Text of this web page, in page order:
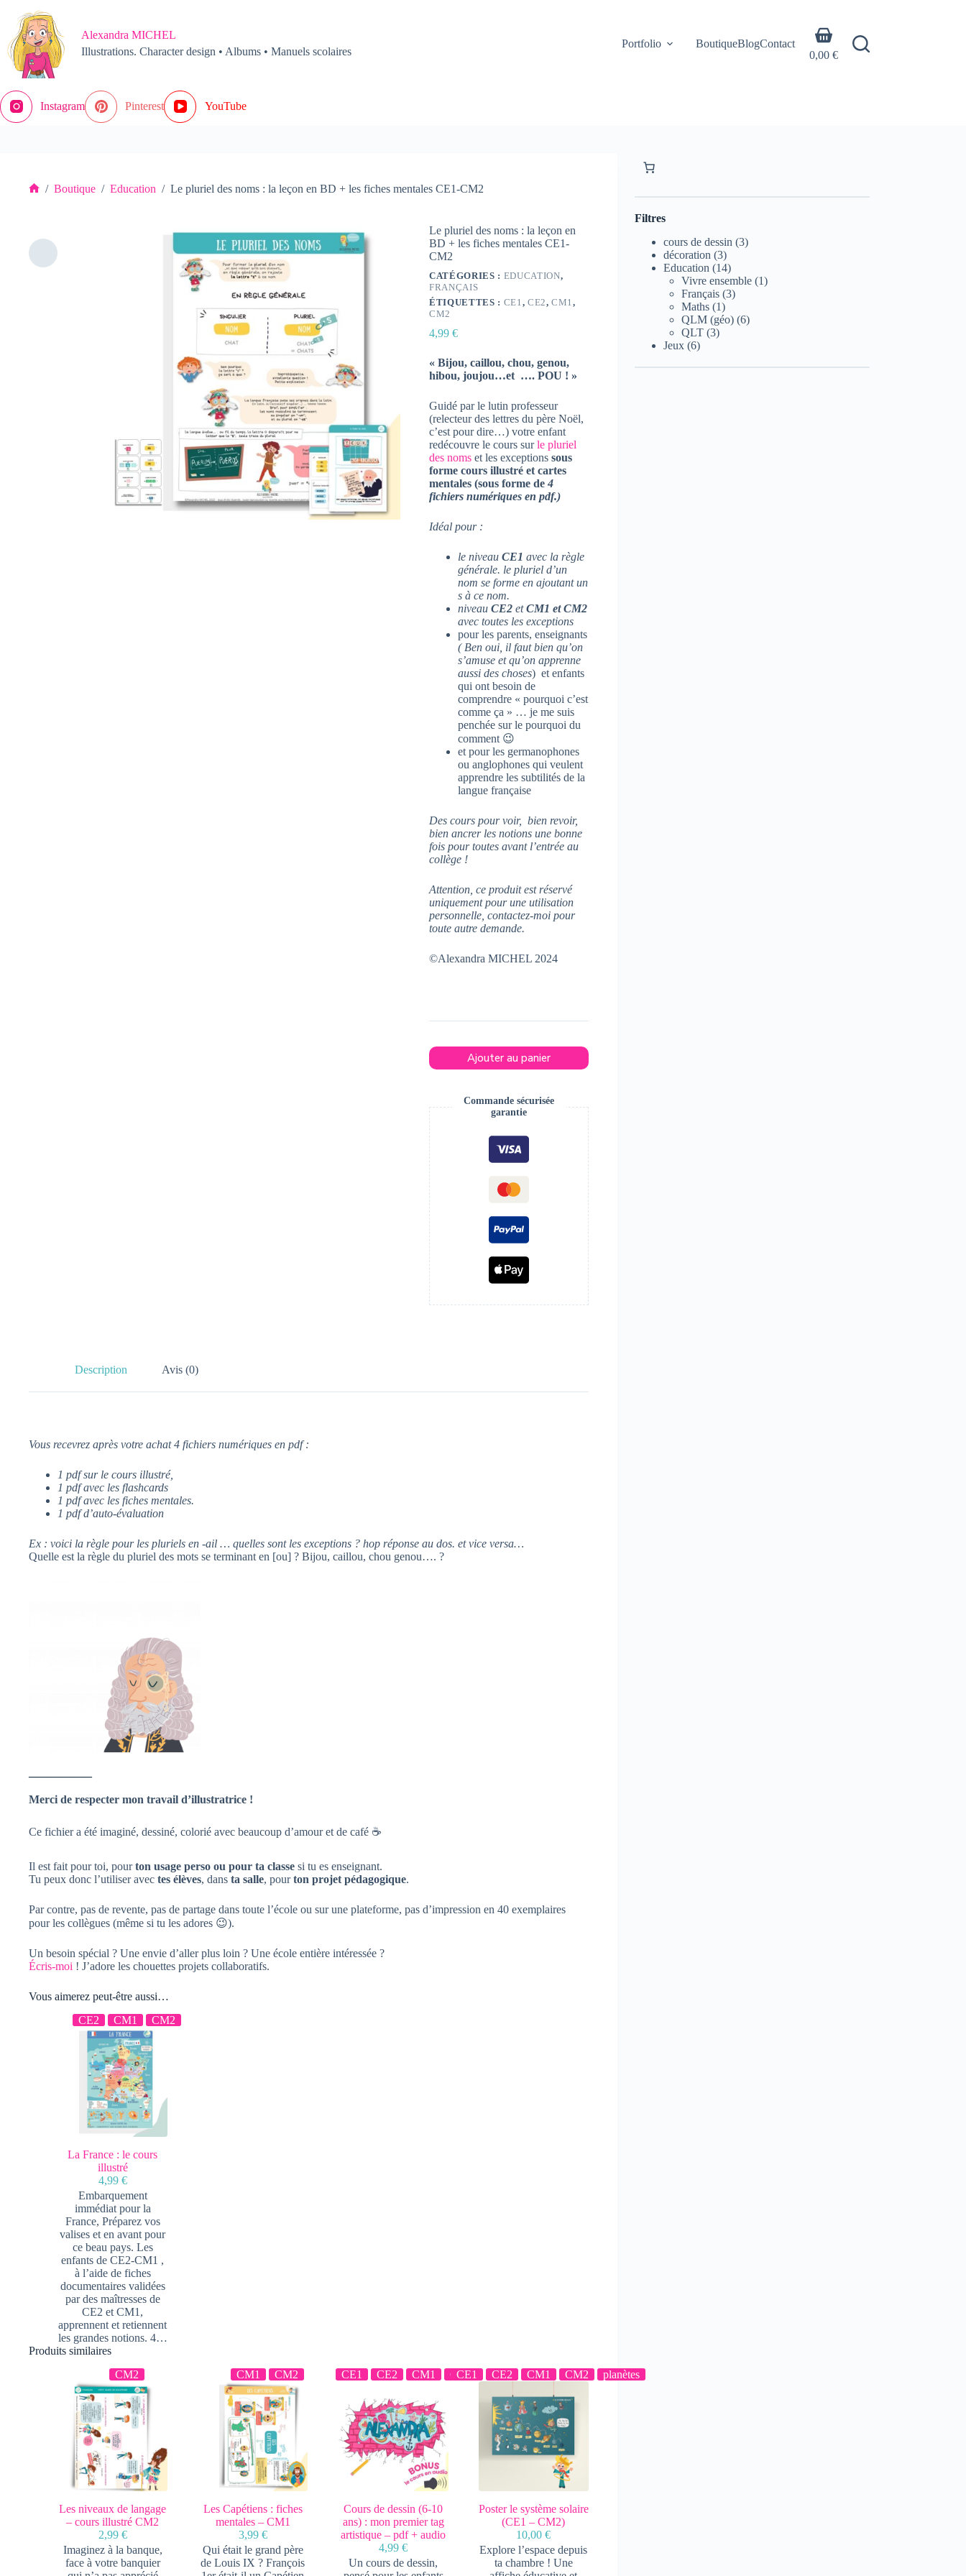
contenu
Alexandra MICHEL
Illustrations. Character design • Albums • Manuels scolaires
Portfolio BoutiqueBlogContact
Panier
d’achat
0,00 €
Instagram Pinterest YouTube
/ Boutique / Education / Le pluriel des noms : la leçon en BD + les fiches mentales CE1-CM2
Le pluriel des noms : la leçon en
BD + les fiches mentales CE1-
CM2
CATÉGORIES : EDUCATION,
FRANÇAIS
ÉTIQUETTES : CE1, CE2,CM1,
CM2
4,99€
« Bijou, caillou, chou, genou,
hibou, joujou…et …. POU ! »
Guidé par le lutin professeur
(relecteur des lettres du père Noël,
c’est pour dire…) votre enfant
redécouvre le cours surle pluriel
des noms et les exceptionssous
forme cours illustré et cartes
mentales (sous forme de4
fichiers numériques en pdf.)
Idéal pour :
le niveauCE1 avec la règle
générale. le pluriel d’un
nom se forme en ajoutant un
s à ce nom.
niveauCE2 etCM1 et CM2
avec toutes les exceptions
pour les parents, enseignants
( Ben oui, il faut bien qu’on
s’amuse et qu’on apprenne
aussi des choses) et enfants
qui ont besoin de
comprendre « pourquoi c’est
comme ça » … je me suis
penchée sur le pourquoi du
comment 😉
et pour les germanophones
ou anglophones qui veulent
apprendre les subtilités de la
langue française
Des cours pour voir, bien revoir,
bien ancrer les notions une bonne
fois pour toutes avant l’entrée au
collège !
Attention, ce produit est réservé
uniquement pour une utilisation
personnelle, contactez-moi pour
toute autre demande.
©Alexandra MICHEL 2024
Ajouter au panier
Commande sécurisée
garantie
Description Avis (0)
Vous recevrez après votre achat 4 fichiers numériques en pdf :
1 pdf sur le cours illustré,
1 pdf avec les flashcards
1 pdf avec les fiches mentales.
1 pdf d’auto-évaluation
Ex : voici la règle pour les pluriels en -ail … quelles sont les exceptions ? hop réponse au dos. et vice versa…
Quelle est la règle du pluriel des mots se terminant en [ou] ? Bijou, caillou, chou genou…. ?
—————–
Merci de respecter mon travail d’illustratrice !
Ce fichier a été imaginé, dessiné, colorié avec beaucoup d’amour et de café ☕
Il est fait pour toi, pourton usage perso ou pour ta classe si tu es enseignant.
Tu peux donc l’utiliser avec tes élèves, dans ta salle, pourton projet pédagogique.
Par contre, pas de revente, pas de partage dans toute l’école ou sur une plateforme, pas d’impression en 40 exemplaires
pour les collègues (même si tu les adores 😉).
Un besoin spécial ? Une envie d’aller plus loin ? Une école entière intéressée ?
Écris-moi ! J’adore les chouettes projets collaboratifs.
Vous aimerez peut-être aussi…
CE2
CM1 CM2
La France : le cours
illustré
4,99 €
Embarquement
immédiat pour la
France, Préparez vos
valises et en avant pour
ce beau pays. Les
enfants de CE2-CM1 ,
à l’aide de fiches
documentaires validées
par des maîtresses de
CE2 et CM1,
apprennent et retiennent
les grandes notions. 4…
Produits similaires
CM2
Les niveaux de langage
– cours illustré CM2
2,99 €
Imaginez à la banque,
face à votre banquier
CM1 CM2
Les Capétiens : fiches
mentales – CM1
3,99 €
Qui était le grand père
de Louis IX ? François
CE1 CE2 CM1 CM2
Cours de dessin (6-10
ans) : mon premier tag
artistique – pdf + audio
4,99 €
Un cours de dessin,
CE1 CE2 CM1 CM2 planètes
Poster le système solaire
(CE1 – CM2)
10,00€
Explore l’espace depuis
ta chambre ! Une
Filtres
cours de dessin 33
décoration 33
produits
Education 1414
produits
Vivre ensemble 11
Français 33
Maths 11
produit
QLM (géo) 66
QLT 33
Jeux 66